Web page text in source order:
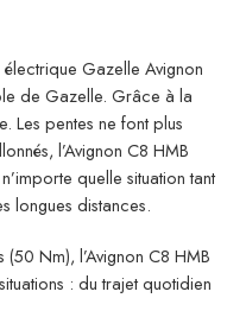
Gazelle Avignon
de Gazelle. Grâce à la
Les pentes ne font plus
l’Avignon C8 HMB
quelle situation tant
longues distances.
Nm), l’Avignon C8 HMB
: du trajet quotidien